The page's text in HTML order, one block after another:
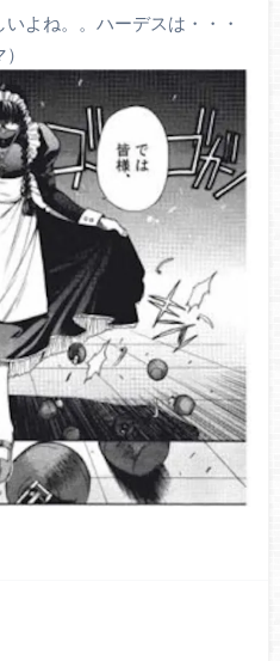
よね。。ハーデスは・・・